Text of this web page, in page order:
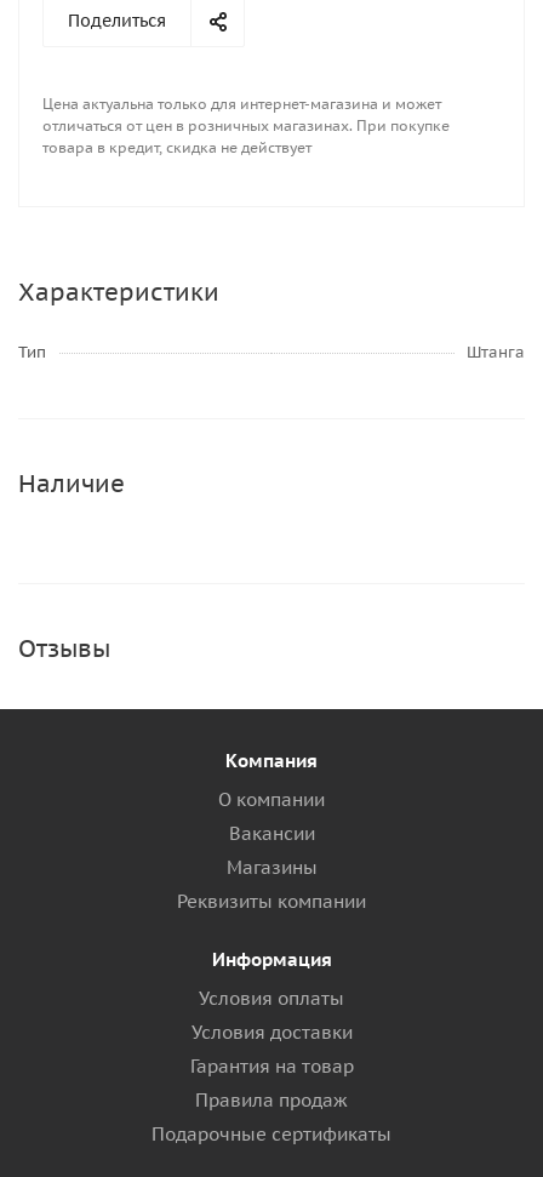
Поделиться
Цена актуальна только для интернет-магазина и может
отличаться от цен в розничных магазинах. При покупке
товара в кредит, скидка не действует
Характеристики
Тип Штанга
Наличие
Отзывы
Компания
О компании
Вакансии
Магазины
Реквизиты компании
Информация
Условия оплаты
Условия доставки
Гарантия на товар
Правила продаж
Подарочные сертификаты